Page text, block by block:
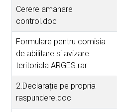
Cerere amanare
control.doc
Formulare pentru comisia
de abilitare si avizare
teritoriala ARGES.rar
2.Declarație pe propria
raspundere.doc